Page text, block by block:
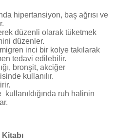
hipertansiyon, baş ağrısı ve
düzenli olarak tüketmek
düzenler.
inci bir kolye takılarak
tedavi edilebilir.
bronşit, akciğer
kullanılır.
kullanıldığında ruh halinin